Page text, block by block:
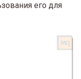
его для